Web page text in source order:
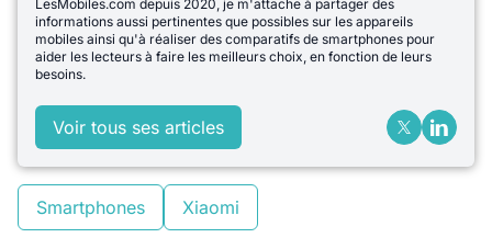
LesMobiles.com depuis 2020, je m'attache à partager des
informations aussi pertinentes que possibles sur les appareils
mobiles ainsi qu'à réaliser des comparatifs de smartphones pour
aider les lecteurs à faire les meilleurs choix, en fonction de leurs
besoins.
Voir tous ses articles
Smartphones Xiaomi